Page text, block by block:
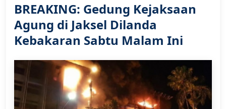
BREAKING: Gedung Kejaksaan
Agung di Jaksel Dilanda
Kebakaran Sabtu Malam Ini